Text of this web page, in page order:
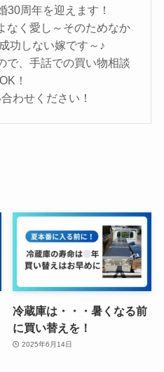
30周年を迎えます！
なく愛し～そのためなか
功しない嫁です～♪
で、手話での買い物相談
！
わせください！
冷蔵庫は・・・暑くなる前
に買い替えを！
2025年6月14日